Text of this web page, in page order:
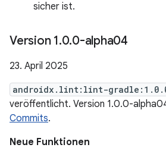
sicher ist.
Version 1.0.0-alpha04
23. April 2025
androidx.lint:lint-
veröffentlicht. Version 1.0.0-
Commits.
Neue Funktionen